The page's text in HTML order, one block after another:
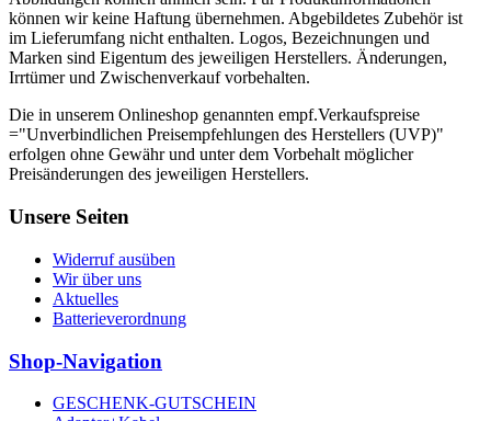
können wir keine Haftung übernehmen. Abgebildetes Zubehör ist
im Lieferumfang nicht enthalten. Logos, Bezeichnungen und
Marken sind Eigentum des jeweiligen Herstellers. Änderungen,
Irrtümer und Zwischenverkauf vorbehalten.
Die in unserem Onlineshop genannten empf.Verkaufspreise
="Unverbindlichen Preisempfehlungen des Herstellers (UVP)"
erfolgen ohne Gewähr und unter dem Vorbehalt möglicher
Preisänderungen des jeweiligen Herstellers.
Unsere Seiten
Widerruf ausüben
Wir über uns
Aktuelles
Batterieverordnung
Shop-Navigation
GESCHENK-GUTSCHEIN